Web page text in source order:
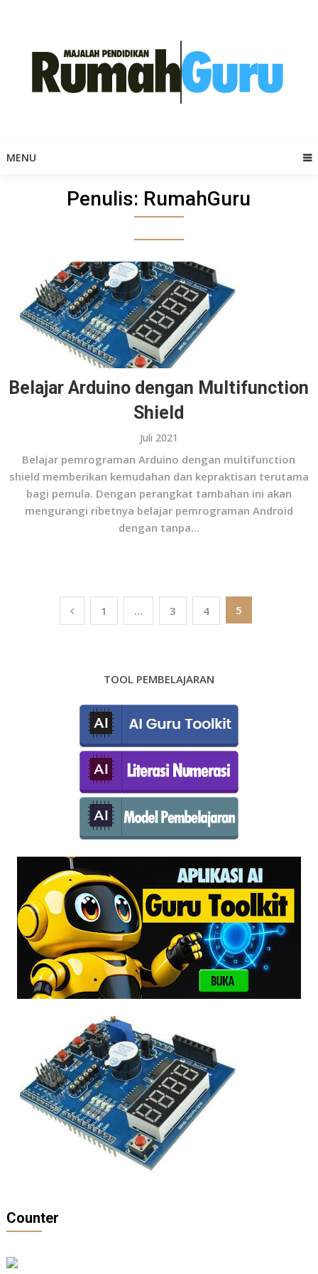
MENU
Penulis: RumahGuru
Belajar Arduino dengan Multifunction
Shield
Juli 2021
Belajar pemrograman Arduino dengan multifunction
shield memberikan kemudahan dan kepraktisan terutama
bagi pemula. Dengan perangkat tambahan ini akan
mengurangi ribetnya belajar pemrograman Android
dengan tanpa...
Paginasi
1 … 3 4 5
TOOL PEMBELAJARAN
Counter